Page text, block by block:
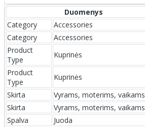
Duomenys
Category
Accessories
Category
Accessories
Product
Type
Kuprinės
Product
Type
Kuprinės
Skirta
Vyrams, moterims, vaikams
Skirta
Vyrams, moterims, vaikams
Spalva
Juoda